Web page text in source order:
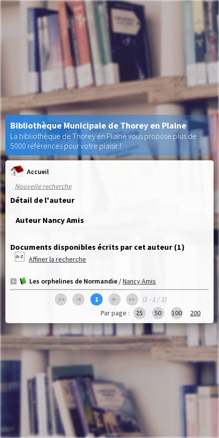
Accueil
Nouvelle recherche
Détail de l'auteur
Auteur Nancy Amis
Documents disponibles écrits par cet auteur (1)
Affiner la recherche
Les orphelines de Normandie /Nancy Amis
1
(1 - 1 / 1)
Par page :
25 50 100 200
Bibliothèque Municipale de Thorey en Plaine
La bibliothèque de Thorey en Plaine vous propose plus de
5000 références pour votre plaisir !